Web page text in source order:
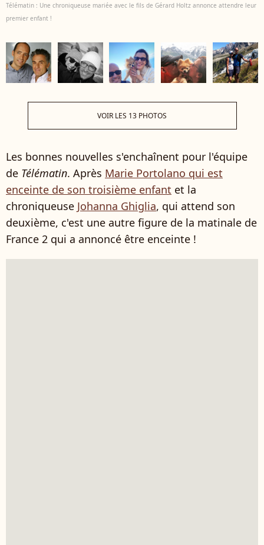
Télématin : Une chroniqueuse mariée avec le fils de Gérard Holtz annonce attendre leur
premier enfant !
VOIR LES 13 PHOTOS
Les bonnes nouvelles s'enchaînent pour l'équipe
de Télématin. Après Marie Portolano qui est
enceinte de son troisième enfant et la
chroniqueuse Johanna Ghiglia, qui attend son
deuxième, c'est une autre figure de la matinale de
France 2 qui a annoncé être enceinte !